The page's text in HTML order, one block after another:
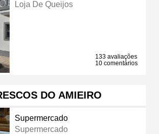
Loja De Queijos
133 avaliações
10 comentários
DO AMIEIRO
Supermercado
Supermercado